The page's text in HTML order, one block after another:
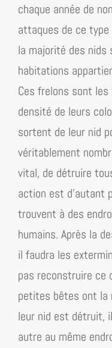
chaque année de
attaques de ce type
la majorité des nids
habitations
Ces frelons sont les
densité de leurs
sortent de leur nid
véritablement
vital, de détruire
action est d’autant
trouvent à des
humains. Après la
il faudra les
pas reconstruire ce
petites bêtes ont la
leur nid est détruit,
autre au même